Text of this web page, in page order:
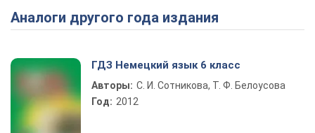
Play Video
Аналоги другого года издания
ГДЗ Немецкий язык 6 класс
Авторы: С. И. Сотникова, Т. Ф. Белоусова
Год: 2012